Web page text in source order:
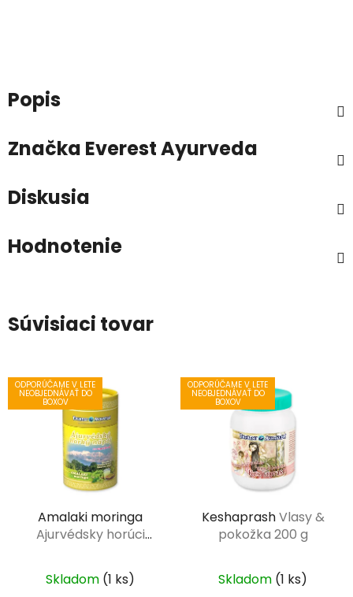
Popis
Značka Everest Ayurveda
Diskusia
Hodnotenie
Súvisiaci tovar
ODPORÚČAME V LETE
NEOBJEDNÁVAŤ DO
BOXOV
Amalaki moringa
Ajurvédsky horúci
Skladom (1 ks)
ODPORÚČAME V LETE
NEOBJEDNÁVAŤ DO
BOXOV
KeshaprashVlasy &
pokožka 200 g
Skladom (1 ks)